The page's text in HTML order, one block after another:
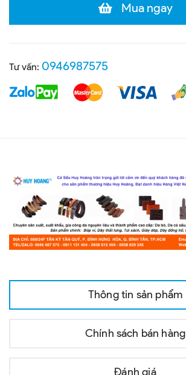
Mua ngay
Tư vấn: 0946987575
Thông tin sản phẩm
Chính sách bán hàng
Đánh giá